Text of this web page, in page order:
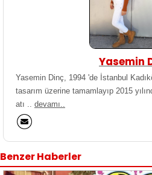
Yasemin
Yasemin Dinç, 1994 'de İstanbul
tasarım üzerine tamamlayıp 2015
atı .. devamı..
Benzer Haberler